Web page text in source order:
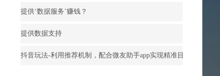
提供‘数据服务’赚钱？
提供数据支持
抖音玩法-利用推荐机制，配合微友助手app实现精准目标客户触达